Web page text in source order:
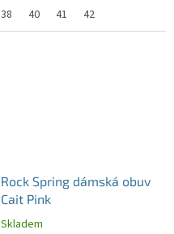
38
40 41 42
Rock Spring dámská obuv
Cait Pink
Skladem